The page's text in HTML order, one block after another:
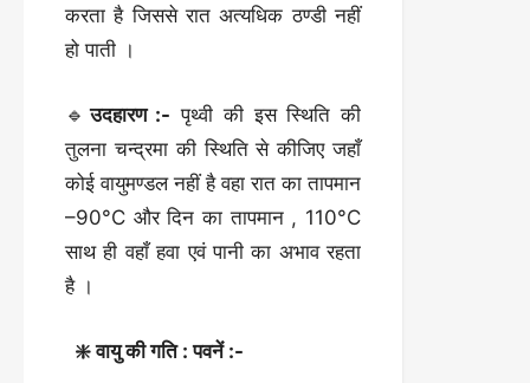
करता है जिससे रात अत्यधिक ठण्डी नहीं
हो पाती ।
🔹उदहारण :- पृथ्वी की इस स्थिति की
तुलना चन्द्रमा की स्थिति से कीजिए जहाँ
कोई वायुमण्डल नहीं है वहा रात का तापमान
–90°C और दिन का तापमान , 110°C
साथ ही वहाँ हवा एवं पानी का अभाव रहता
है ।
❇️ वायु की गति : पवनें :-